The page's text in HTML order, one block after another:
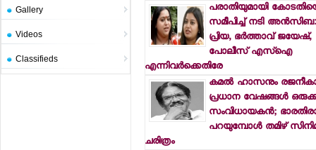
Gallery
Videos
Classifieds
പരാതിയുമായി
സമീപിച്ച് നടി അന്‍സിബ:
പ്രിയ, ഭര്‍ത്താവ് ജയേഷ്,
പോലീസ് എസ്‌ഐ
എന്നിവര്‍ക്കെതിരേ
കമല്‍ ഹാസനും
പ്രധാന വേഷങ്ങള്‍
സംവിധായകന്‍;
പറയുമ്പോള്‍ തമിഴ്
ചരിത്രം